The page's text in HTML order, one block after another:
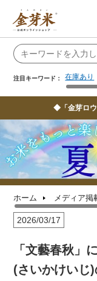
注目キーワード： 在庫あり
◆「金芽ロウ
ホーム メディア掲
2026/03/17
「文藝春秋」
(さいかけいじ